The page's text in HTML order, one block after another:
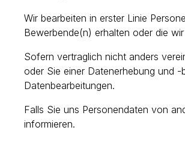
Wir bearbeiten in erster Linie
Bewerbende(n) erhalten oder die
Sofern vertraglich nicht anders
oder Sie einer Datenerhebung und
Datenbearbeitungen.
Falls Sie uns Personendaten von
informieren.